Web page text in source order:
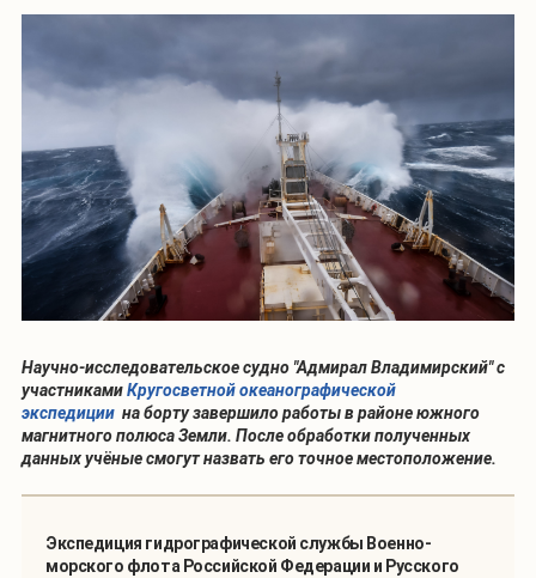
Научно-исследовательское судно "Адмирал Владимирский" с
участникамиКругосветной океанографической
экспедиции на борту завершило работы в районе южного
магнитного полюса Земли. После обработки полученных
данных учёные смогут назвать его точное местоположение.
Экспедиция гидрографической службы Военно-
морского флота Российской Федерации и Русского